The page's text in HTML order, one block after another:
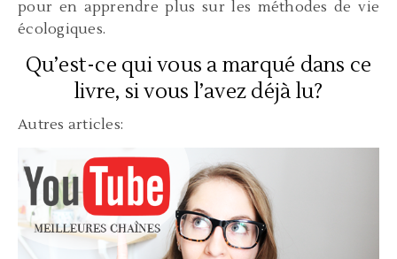
pour en apprendre plus sur les méthodes de vie
écologiques.
Qu’est-ce qui vous a marqué dans ce
livre, si vous l’avez déjà lu?
Autres articles: